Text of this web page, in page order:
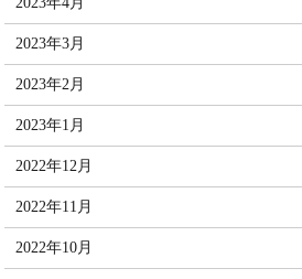
2023年3月
2023年2月
2023年1月
2022年12月
2022年11月
2022年10月